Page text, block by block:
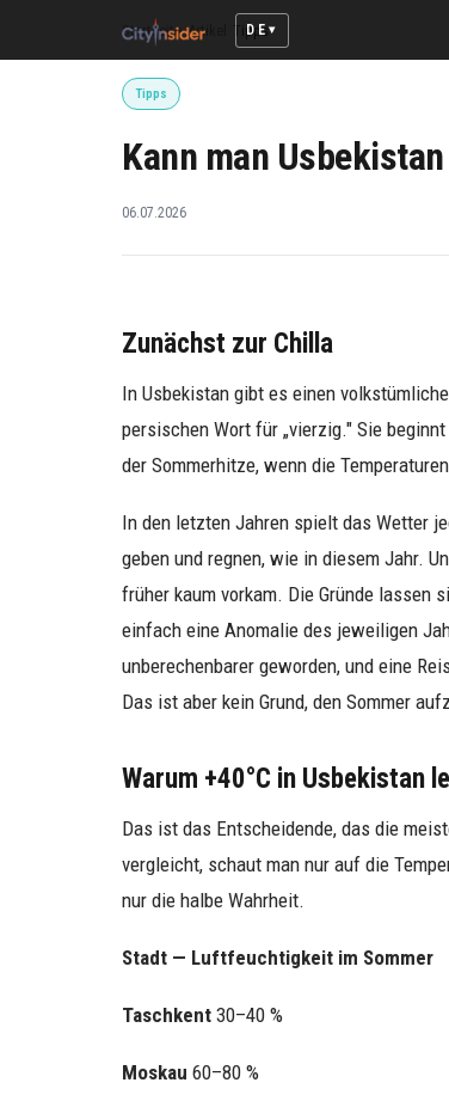
DE
Startseite/Artikel Tipps
Tipps
Kann man
06.07.2026
Zunächst zur Chilla
In Usbekistan gibt es einen
persischen Wort für „vierzig." Sie
der Sommerhitze, wenn die
In den letzten Jahren spielt das Wetter
geben und regnen, wie in diesem Jahr.
früher kaum vorkam. Die Gründe lassen
einfach eine Anomalie des jeweiligen
unberechenbarer geworden, und eine
Das ist aber kein Grund, den Sommer
Warum +40°C in Usbekistan
Das ist das Entscheidende, das die
vergleicht, schaut man nur auf die
nur die halbe Wahrheit.
Stadt — Luftfeuchtigkeit im Sommer
Taschkent 30–40 %
Moskau 60–80 %